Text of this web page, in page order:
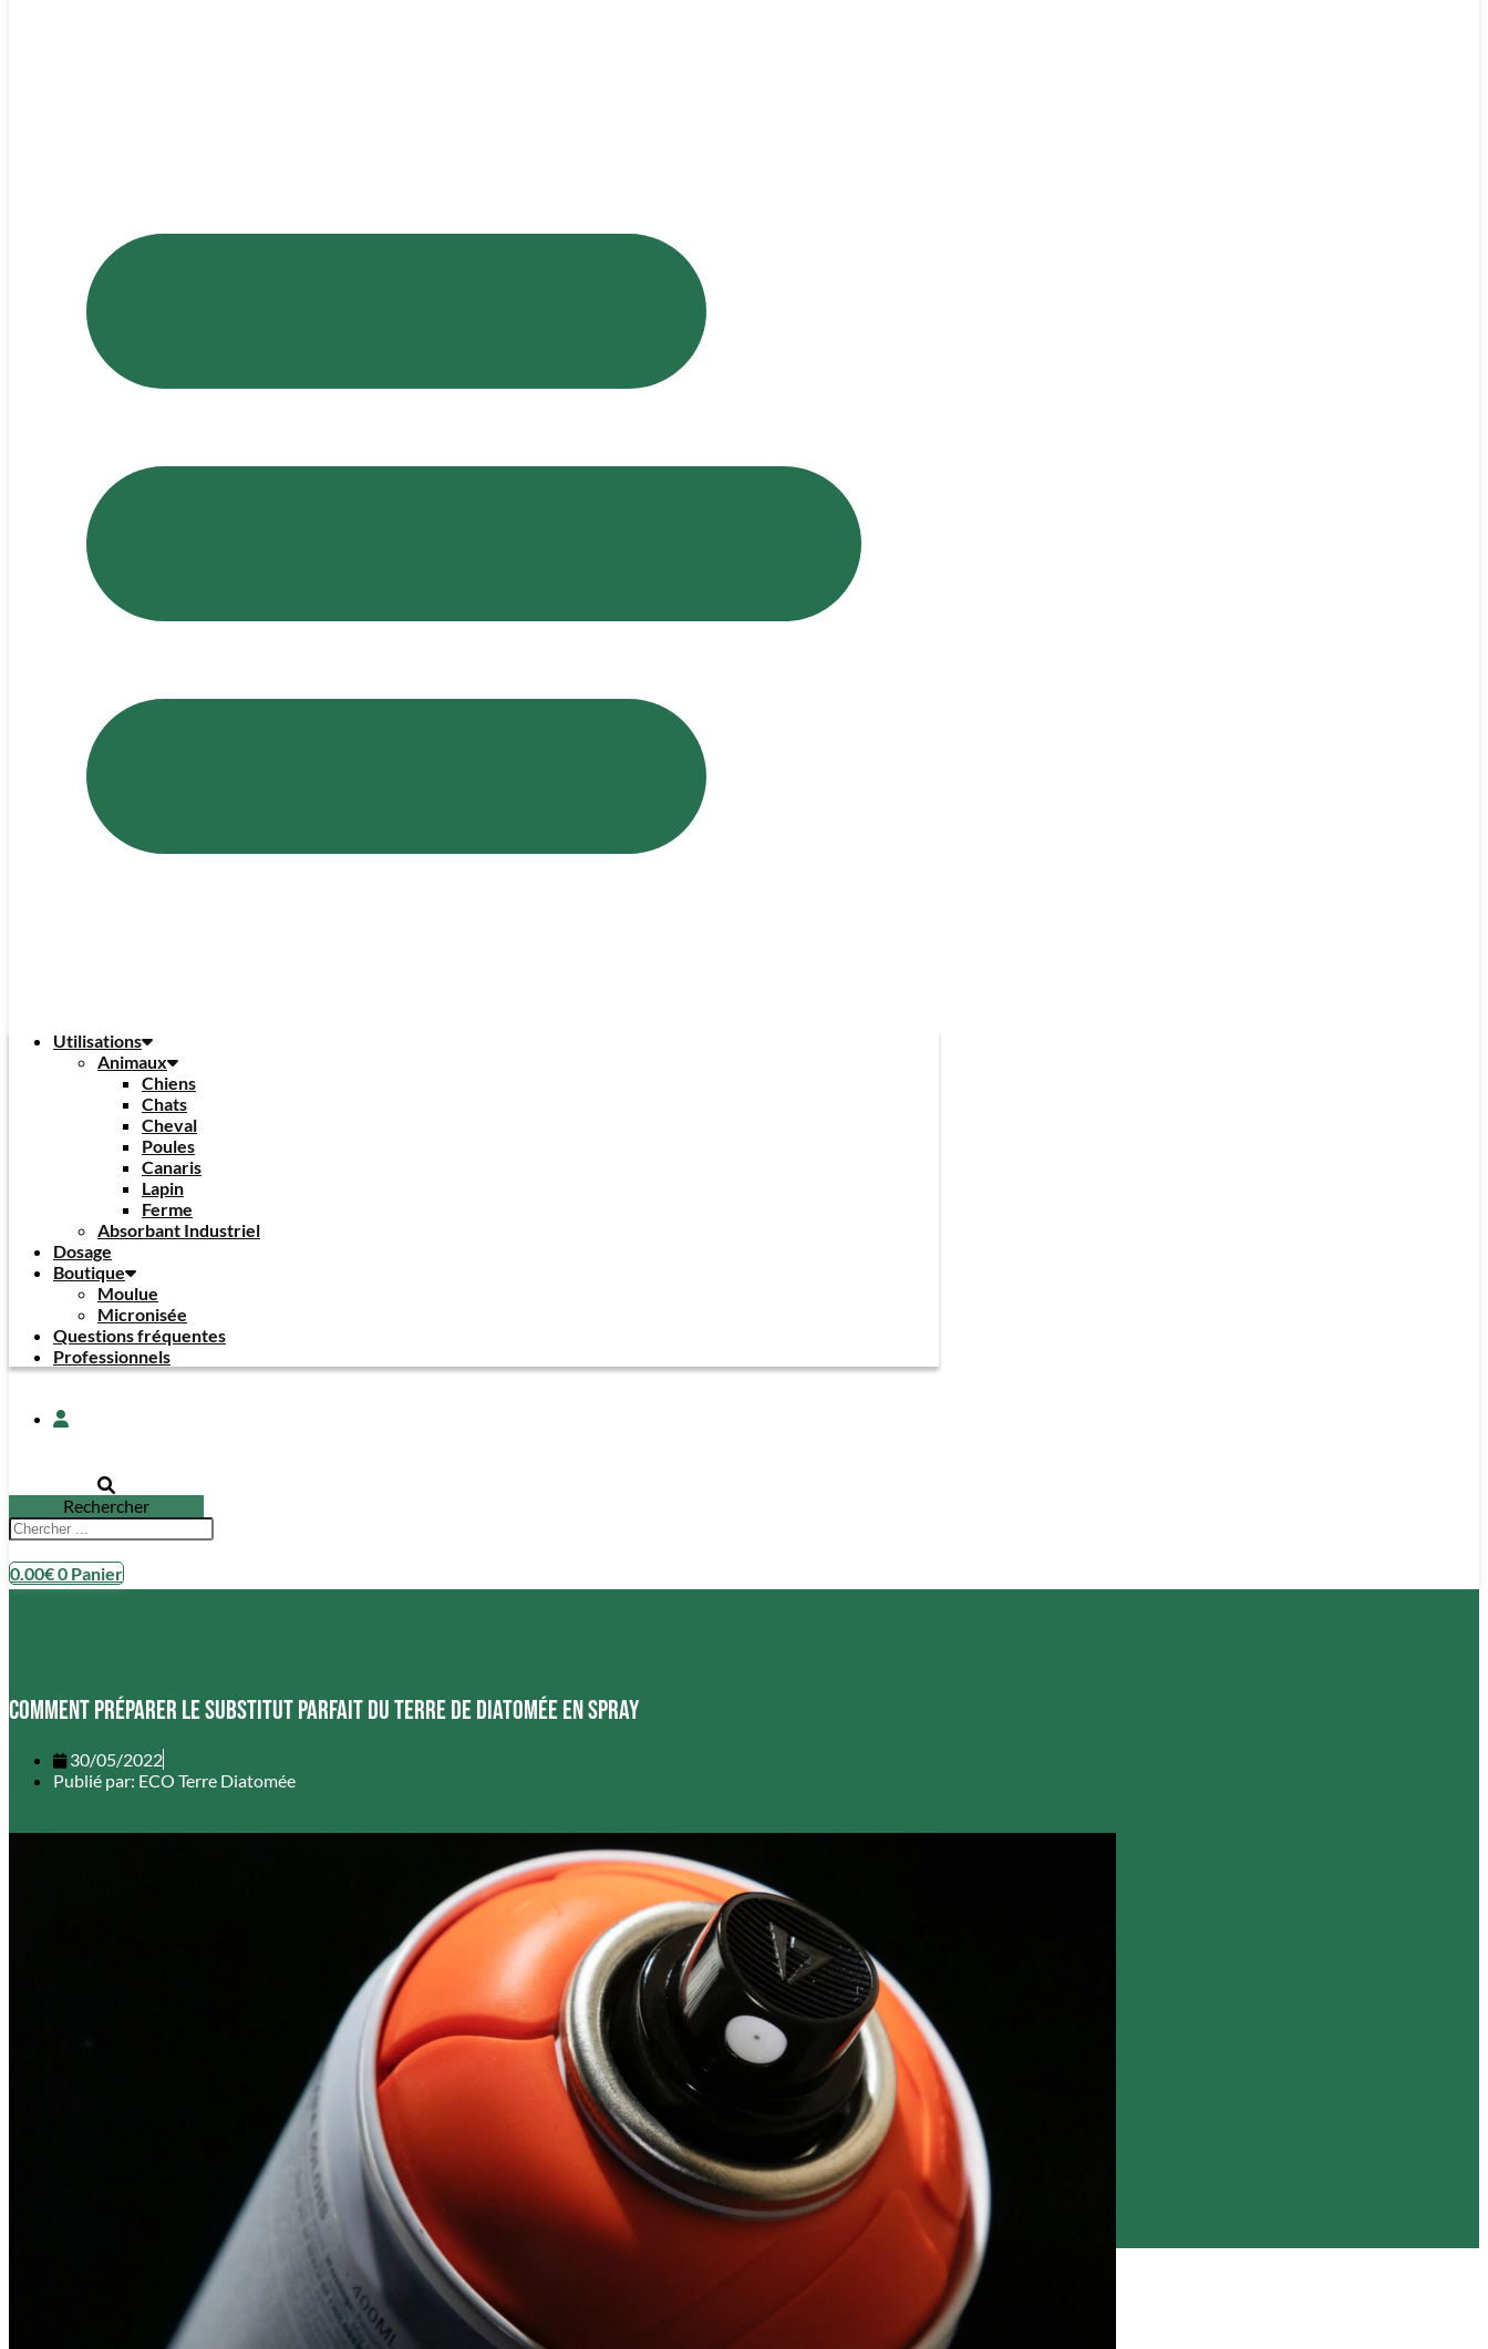
Utilisations
Animaux
Chiens
Chats
Cheval
Poules
Canaris
Lapin
Ferme
Absorbant Industriel
Dosage
Boutique
Moulue
Micronisée
Questions fréquentes
Professionnels
Rechercher
0.00€0 Panier
Comment préparer le substitut parfait du terre de diatomée en spray
30/05/2022
Publié par: ECO Terre Diatomée